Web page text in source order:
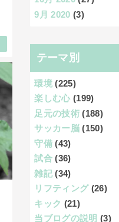
9月 2020 (3)
テーマ別
環境 (225)
楽しむ心 (199)
足元の技術 (188)
サッカー脳 (150)
守備 (43)
試合 (36)
雑記 (34)
リフティング (26)
キック (21)
当ブログの説明 (3)